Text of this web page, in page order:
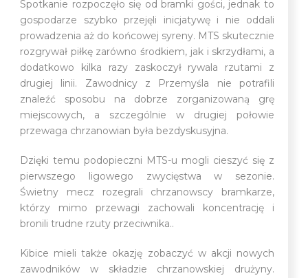
Spotkanie rozpoczęło się od bramki gości, jednak to
gospodarze szybko przejęli inicjatywę i nie oddali
prowadzenia aż do końcowej syreny. MTS skutecznie
rozgrywał piłkę zarówno środkiem, jak i skrzydłami, a
dodatkowo kilka razy zaskoczył rywala rzutami z
drugiej linii. Zawodnicy z Przemyśla nie potrafili
znaleźć sposobu na dobrze zorganizowaną grę
miejscowych, a szczególnie w drugiej połowie
przewaga chrzanowian była bezdyskusyjna.
Dzięki temu podopieczni MTS-u mogli cieszyć się z
pierwszego ligowego zwycięstwa w sezonie.
Świetny mecz rozegrali chrzanowscy bramkarze,
którzy mimo przewagi zachowali koncentrację i
bronili trudne rzuty przeciwnika..
Kibice mieli także okazję zobaczyć w akcji nowych
zawodników w składzie chrzanowskiej drużyny.